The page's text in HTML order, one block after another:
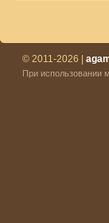
© 2011-2026 |
При использовании